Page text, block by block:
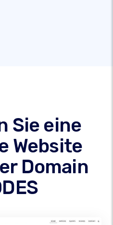
Sie eine
Website
Domain